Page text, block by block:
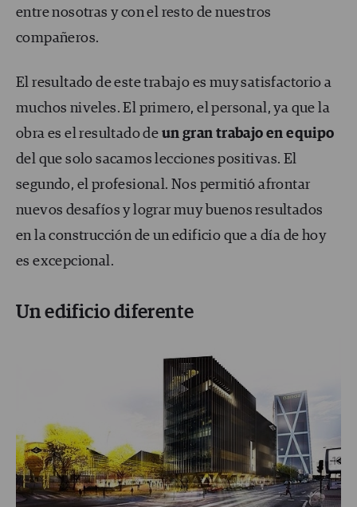
entre nosotras y con el resto de nuestros
compañeros.
El resultado de este trabajo es muy satisfactorio a
muchos niveles. El primero, el personal, ya que la
obra es el resultado de un gran trabajo en equipo
del que solo sacamos lecciones positivas. El
segundo, el profesional. Nos permitió afrontar
nuevos desafíos y lograr muy buenos resultados
en la construcción de un edificio que a día de hoy
es excepcional.
Un edificio diferente